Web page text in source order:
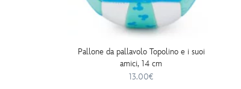
Pallone da pallavolo Topolino e i suoi
amici, 14 cm
13.00€